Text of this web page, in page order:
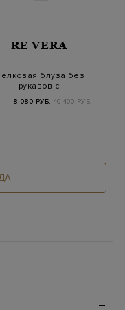
RE VERA
блуза без
рукавов с
паттерном
8 080 РУБ. 40 400 РУБ.
На сайте